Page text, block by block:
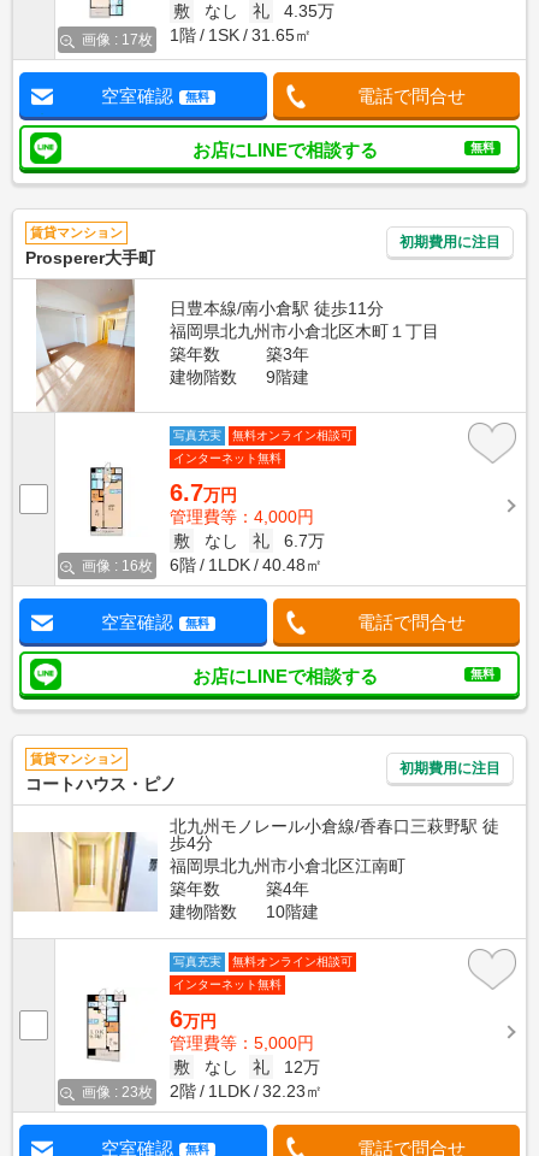
画像 : 17枚
敷
なし 礼
4.35万
1階
1SK 31.65㎡
空室確認 無料 電話で問合せ
お店にLINEで相談する 無料
賃貸マンション
Prosperer大手町
初期費用に注目
日豊本線/南小倉駅 徒歩11分
福岡県北九州市小倉北区木町１丁目
築年数
築3年
建物階数
9階建
画像 : 16枚
写真充実
無料オンライン相談可
インターネット無料
6.7万円
管理費等：4,000円
敷
なし 礼
6.7万
6階
1LDK 40.48㎡
空室確認 無料 電話で問合せ
お店にLINEで相談する 無料
賃貸マンション
コートハウス・ピノ
初期費用に注目
北九州モノレール小倉線/香春口三萩野駅 徒
歩4分
福岡県北九州市小倉北区江南町
築年数
築4年
建物階数
10階建
画像 : 23枚
写真充実
無料オンライン相談可
インターネット無料
6万円
管理費等：5,000円
敷
なし 礼
12万
2階
1LDK 32.23㎡
空室確認 無料 電話で問合せ